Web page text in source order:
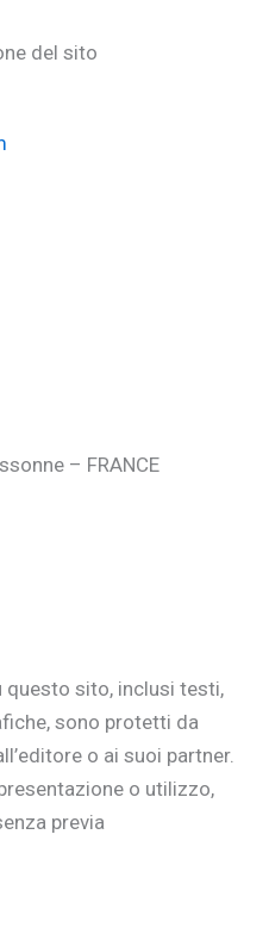
del sito
– FRANCE
sito, inclusi testi,
sono protetti da
o ai suoi partner.
o utilizzo,
previa